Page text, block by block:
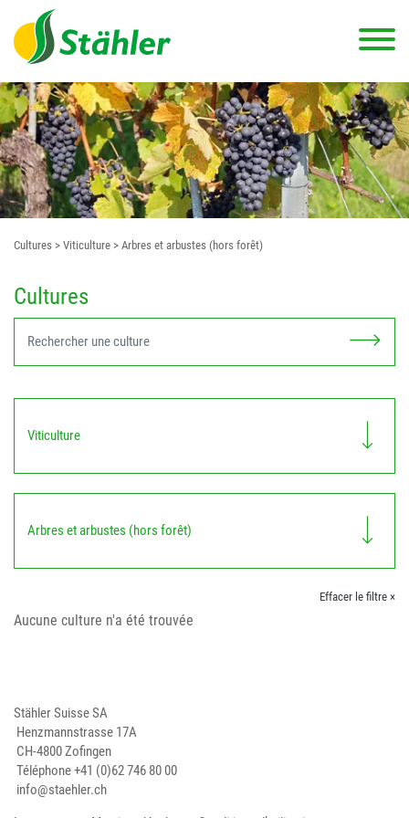
Cultures > Viticulture > Arbres et arbustes (hors forêt)
Cultures
Viticulture
Arbres et arbustes (hors forêt)
Effacer le filtre ×
Aucune culture n'a été trouvée
Stähler Suisse SA
Henzmannstrasse 17A
CH-4800 Zofingen
Téléphone+41 (0)62 746 80 00
info@staehler.ch